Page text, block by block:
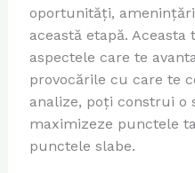
oportunități,
această etapă.
aspectele care te
provocările cu care te
analize, poți construi o
maximizeze punctele
punctele slabe.